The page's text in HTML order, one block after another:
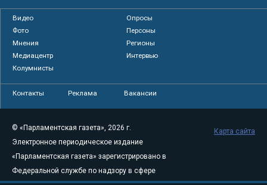
Видео
Опросы
Фото
Персоны
Мнения
Регионы
Медиацентр
Интервью
Колумнисты
Контакты Реклама Вакансии
© «Парламентская газета», 2026 г.
Электронное периодическое издание
«Парламентская газета» зарегистрировано в
Федеральной службе по надзору в сфере
Карта сайта